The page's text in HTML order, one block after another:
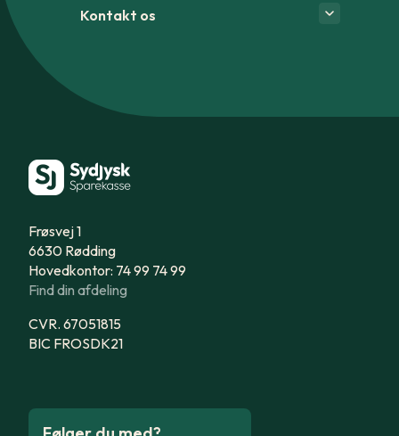
Kontakt os
Frøsvej 1
6630 Rødding
Hovedkontor: 74 99 74 99
Find din afdeling
CVR. 67051815
BIC FROSDK21